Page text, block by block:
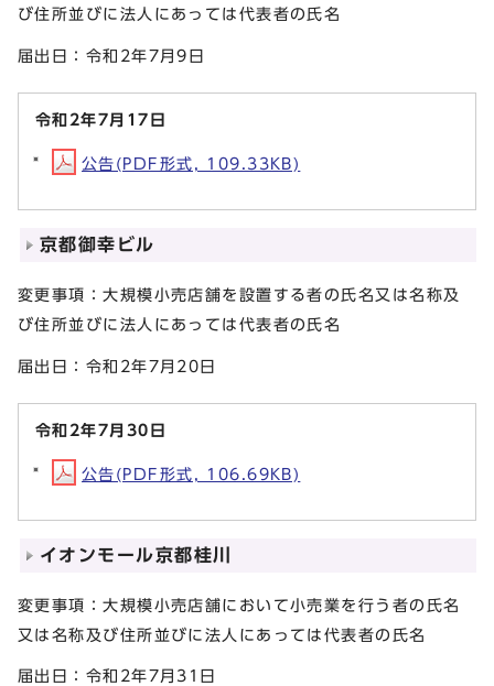
び住所並びに法人にあっては代表者の氏名
届出日：令和2年7月9日
令和2年7月17日
公告(PDF形式, 109.33KB)
京都御幸ビル
変更事項：大規模小売店舗を設置する者の氏名又は名称及
び住所並びに法人にあっては代表者の氏名
届出日：令和2年7月20日
令和2年7月30日
公告(PDF形式, 106.69KB)
イオンモール京都桂川
変更事項：大規模小売店舗において小売業を行う者の氏名
又は名称及び住所並びに法人にあっては代表者の氏名
届出日：令和2年7月31日